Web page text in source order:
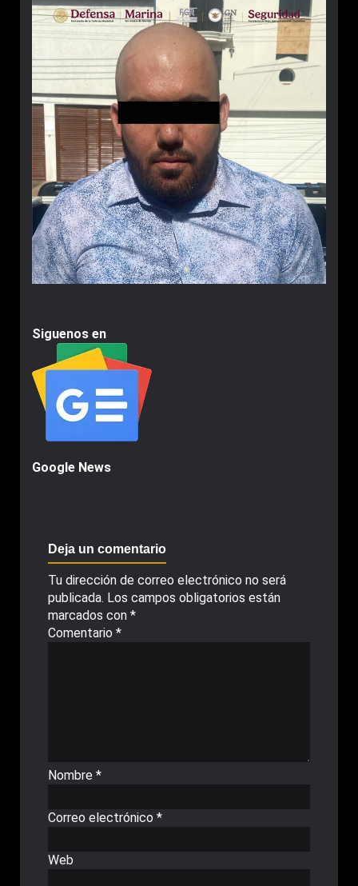
Siguenos en
Google News
Deja un comentario
Tu dirección de correo electrónico no será
publicada. Los campos obligatorios están
marcados con *
Comentario *
Nombre *
Correo electrónico *
Web